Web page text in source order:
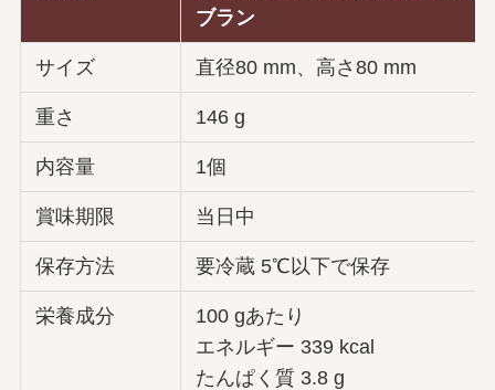
ブラン
サイズ 直径80 mm、高さ80 mm
重さ 146 g
内容量 1個
賞味期限 当日中
保存方法 要冷蔵 5℃以下で保存
栄養成分
100 gあたり
エネルギー 339 kcal
たんぱく質 3.8 g